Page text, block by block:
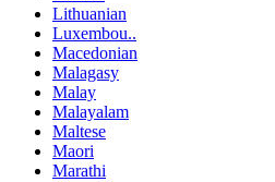
Lithuanian
Luxembou..
Macedonian
Malagasy
Malay
Malayalam
Maltese
Maori
Marathi